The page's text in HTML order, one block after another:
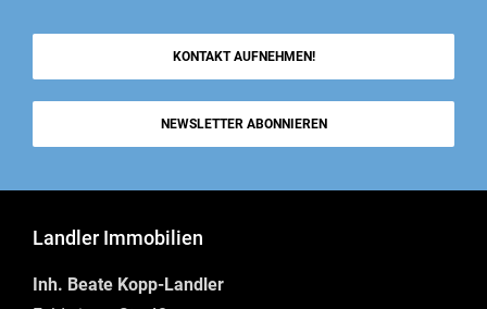
KONTAKT AUFNEHMEN!
NEWSLETTER ABONNIEREN
Landler Immobilien
Inh. Beate Kopp-Landler